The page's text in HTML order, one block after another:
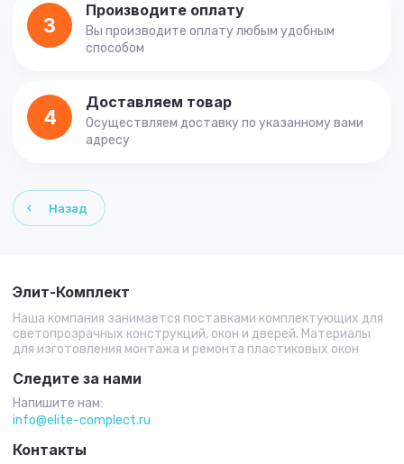
3
Производите оплату
Вы производите оплату любым удобным
способом
4
Доставляем товар
Осуществляем доставку по указанному вами
адресу
Назад
Элит-Комплект
Наша компания занимается поставками комплектующих для
светопрозрачных конструкций, окон и дверей. Материалы
для изготовления монтажа и ремонта пластиковых окон
Следите за нами
Напишите нам:
info@elite-complect.ru
Контакты